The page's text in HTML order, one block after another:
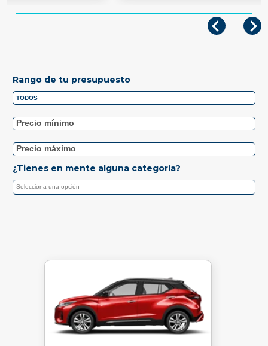
Rango de tu presupuesto
¿Tienes en mente alguna categoría?